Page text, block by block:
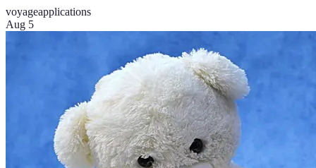
voyageapplications
Aug 5